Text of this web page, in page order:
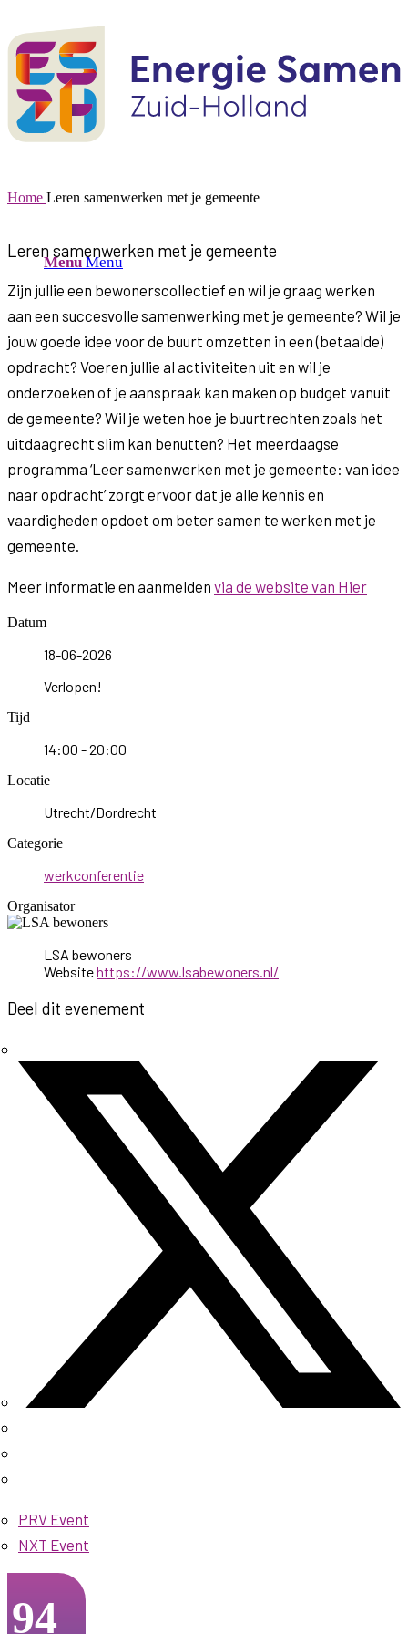
Menu Menu
Home Leren samenwerken met je gemeente
Leren samenwerken met je gemeente
Zijn jullie een bewonerscollectief en wil je graag werken
aan een succesvolle samenwerking met je gemeente? Wil je
jouw goede idee voor de buurt omzetten in een (betaalde)
opdracht? Voeren jullie al activiteiten uit en wil je
onderzoeken of je aanspraak kan maken op budget vanuit
de gemeente? Wil je weten hoe je buurtrechten zoals het
uitdaagrecht slim kan benutten? Het meerdaagse
programma ‘Leer samenwerken met je gemeente: van idee
naar opdracht’ zorgt ervoor dat je alle kennis en
vaardigheden opdoet om beter samen te werken met je
gemeente.
Meer informatie en aanmelden via de website van Hier
Datum
18-06-2026
Verlopen!
Tijd
14:00 - 20:00
Locatie
Utrecht/Dordrecht
Categorie
werkconferentie
Organisator
LSA bewoners
Websitehttps://www.lsabewoners.nl/
Deel dit evenement
PRV Event
NXT Event
94